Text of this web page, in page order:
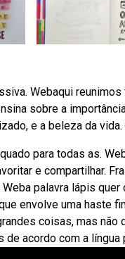
Webaqui
sobre a
e a beleza da
para todas as.
e compartilhar.
palavra lápis
envolve uma haste
coisas, mas não
acordo com a língua